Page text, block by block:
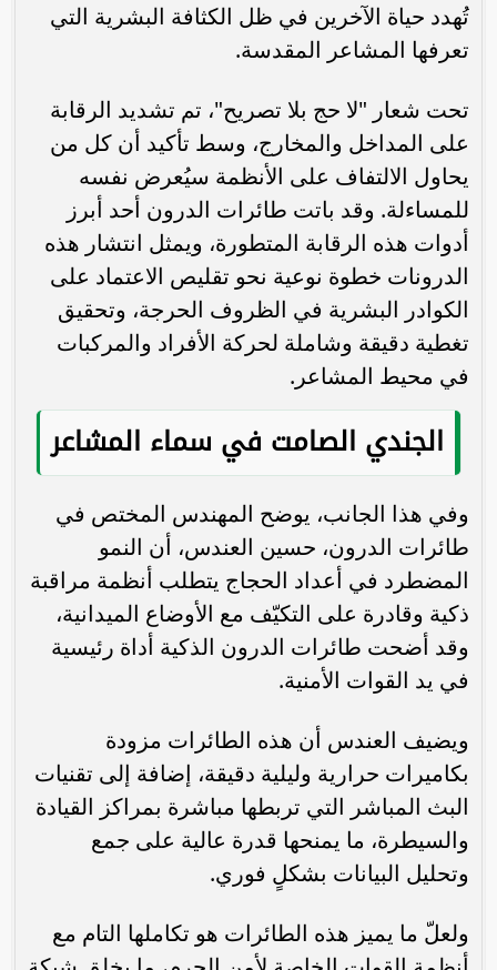
تُهدد حياة الآخرين في ظل الكثافة البشرية التي
تعرفها المشاعر المقدسة.
تحت شعار "لا حج بلا تصريح"، تم تشديد الرقابة
على المداخل والمخارج، وسط تأكيد أن كل من
يحاول الالتفاف على الأنظمة سيُعرض نفسه
للمساءلة. وقد باتت طائرات الدرون أحد أبرز
أدوات هذه الرقابة المتطورة، ويمثل انتشار هذه
الدرونات خطوة نوعية نحو تقليص الاعتماد على
الكوادر البشرية في الظروف الحرجة، وتحقيق
تغطية دقيقة وشاملة لحركة الأفراد والمركبات
في محيط المشاعر.
الجندي الصامت في سماء المشاعر
وفي هذا الجانب، يوضح المهندس المختص في
طائرات الدرون، حسين العندس، أن النمو
المضطرد في أعداد الحجاج يتطلب أنظمة مراقبة
ذكية وقادرة على التكيّف مع الأوضاع الميدانية،
وقد أضحت طائرات الدرون الذكية أداة رئيسية
في يد القوات الأمنية.
ويضيف العندس أن هذه الطائرات مزودة
بكاميرات حرارية وليلية دقيقة، إضافة إلى تقنيات
البث المباشر التي تربطها مباشرة بمراكز القيادة
والسيطرة، ما يمنحها قدرة عالية على جمع
وتحليل البيانات بشكلٍ فوري.
ولعلّ ما يميز هذه الطائرات هو تكاملها التام مع